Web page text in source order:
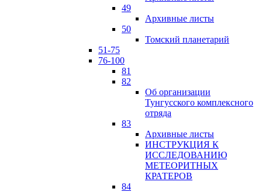
49
Архивные листы
50
Томский планетарий
51-75
76-100
81
82
Об организации
Тунгусского комплексного
отряда
83
Архивные листы
ИНСТРУКЦИЯ К
ИССЛЕДОВАНИЮ
МЕТЕОРИТНЫХ
КРАТЕРОВ
84